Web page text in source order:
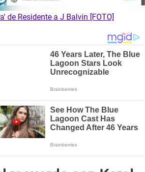
de Residente a J Balvin [FOTO]